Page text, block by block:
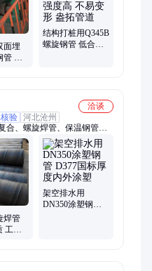
厚壁无缝钢管、大口径厚壁
腐保温钢管、外PE内EP防
线管、防腐保温管道
面埋
管 材
结构打桩用Q345B
螺旋钢管 低合金
洽谈
验 河北沧州
合、螺旋焊管、保温钢管、
、内外涂塑钢管、螺旋焊接
、法兰连接螺旋、聚氨酯保
焊管
工业
架空排水用
DN350涂塑钢管